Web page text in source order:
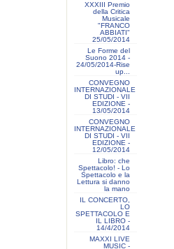
XXXIII Premio
della Critica
Musicale
"FRANCO
ABBIATI"
25/05/2014
Le Forme del
Suono 2014 -
24/05/2014-Rise
up...
CONVEGNO
INTERNAZIONALE
DI STUDI - VII
EDIZIONE -
13/05/2014
CONVEGNO
INTERNAZIONALE
DI STUDI - VII
EDIZIONE -
12/05/2014
Libro: che
Spettacolo! - Lo
Spettacolo e la
Lettura si danno
la mano
IL CONCERTO,
LO
SPETTACOLO E
IL LIBRO -
14/4/2014
MAXXI LIVE
MUSIC -